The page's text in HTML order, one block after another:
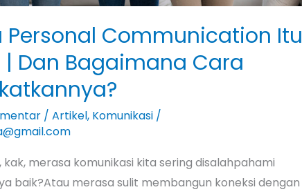
Personal Communication Itu
| Dan Bagaimana Cara
/ Artikel, Komunikasi/
kak, merasa komunikasi kita sering disalahpahami
baik?Atau merasa sulit membangun koneksi dengan